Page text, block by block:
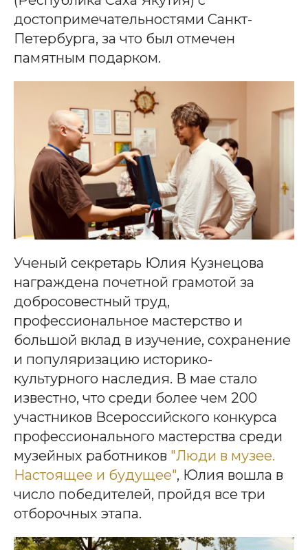
достопримечательностями Санкт-
Петербурга, за что был отмечен
памятным подарком.
Ученый секретарь Юлия Кузнецова
награждена почетной грамотой за
добросовестный труд,
профессиональное мастерство и
большой вклад в изучение, сохранение
и популяризацию историко-
культурного наследия. В мае стало
известно, что среди более чем 200
участников Всероссийского конкурса
профессионального мастерства среди
музейных работников "Люди в музее.
Настоящее и будущее", Юлия вошла в
число победителей, пройдя все три
отборочных этапа.